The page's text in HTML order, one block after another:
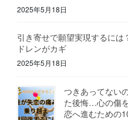
2025年5月18日
引き寄せで願望実現するには
ドレンがカギ
2025年5月18日
つきあってない
た後悔…心の傷
恋へ進むための